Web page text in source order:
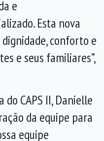
e
Esta nova
conforto e
e seus familiares”,
CAPS II, Danielle
da equipe para
equipe